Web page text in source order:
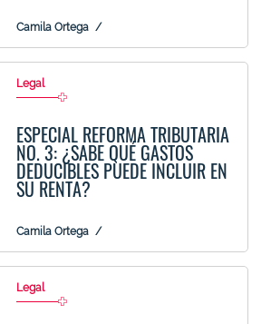
Camila Ortega
Legal
ESPECIAL REFORMA TRIBUTARIA
NO. 3: ¿SABE QUÉ GASTOS
DEDUCIBLES PUEDE INCLUIR EN
SU RENTA?
Camila Ortega
Legal